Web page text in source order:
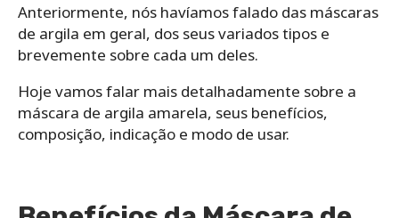
Anteriormente, nós havíamos falado das máscaras
de argila em geral, dos seus variados tipos e
brevemente sobre cada um deles.
Hoje vamos falar mais detalhadamente sobre a
máscara de argila amarela, seus benefícios,
composição, indicação e modo de usar.